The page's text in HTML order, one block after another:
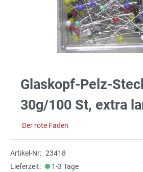
Glaskopf-Pelz-
30g/100 St, extra
Der rote Faden
Artikel-Nr: 23418
Lieferzeit:
1-3 Tage